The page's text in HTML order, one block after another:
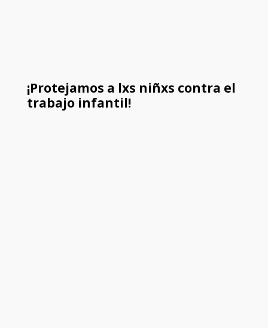
¡Protejamos a lxs niñxs contra el
trabajo infantil!